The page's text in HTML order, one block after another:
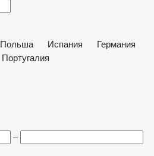
Польша Испания
Германия
Португалия
–